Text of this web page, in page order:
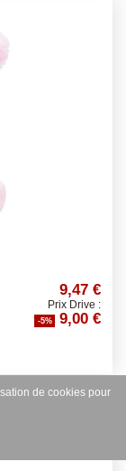
9,47 €
Prix Drive :
-5% 9,00 €
de cookies pour